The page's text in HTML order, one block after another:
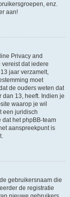
enz.
aan!
Privacy and
vereist dat iedere
jaar verzamelt,
moet
de ouders weten dat
13, heeft. Indien je
waarop je wil
een juridisch
het phpBB-team
aanspreekpunt is
gebruikersnaam die
de registratie